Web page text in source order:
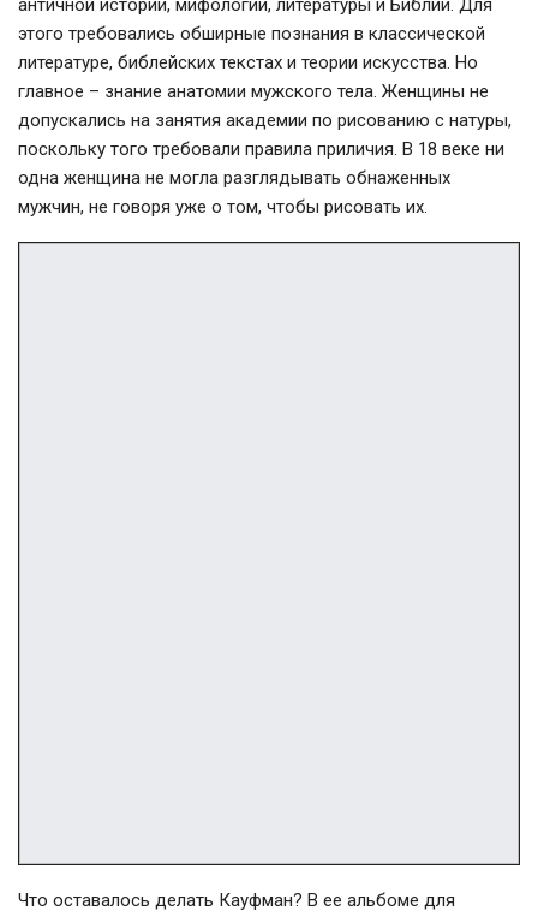
античной истории, мифологии, литературы и Библии. Для
этого требовались обширные познания в классической
литературе, библейских текстах и теории искусства. Но
главное – знание анатомии мужского тела. Женщины не
допускались на занятия академии по рисованию с натуры,
поскольку того требовали правила приличия. В 18 веке ни
одна женщина не могла разглядывать обнаженных
мужчин, не говоря уже о том, чтобы рисовать их.
Что оставалось делать Кауфман? В ее альбоме для